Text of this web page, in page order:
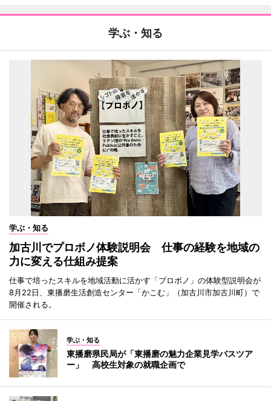
学ぶ・知る
学ぶ・知る
加古川でプロボノ体験説明会 仕事の経験を地域の
力に変える仕組み提案
仕事で培ったスキルを地域活動に活かす「プロボノ」の体験型説明会が
8月22日、東播磨生活創造センター「かこむ」（加古川市加古川町）で
開催される。
学ぶ・知る
東播磨県民局が「東播磨の魅力企業見学バスツア
ー」 高校生対象の就職企画で